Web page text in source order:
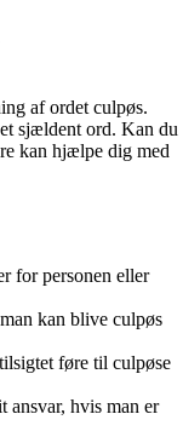
af ordet culpøs.
sjældent ord. Kan du
kan hjælpe dig med
for personen eller
kan blive culpøs
føre til culpøse
ansvar, hvis man er